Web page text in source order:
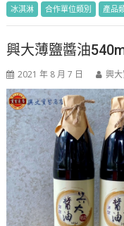
冰淇淋 合作單位類別 產品
興大薄鹽醬油
2021 年 8 月 7 日 興